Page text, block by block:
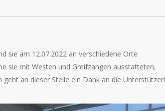
sie am 12.07.2022 an verschiedene Orte
sie mit Westen und Greifzangen ausstatteten,
an dieser Stelle ein Dank an die Unterstützer!